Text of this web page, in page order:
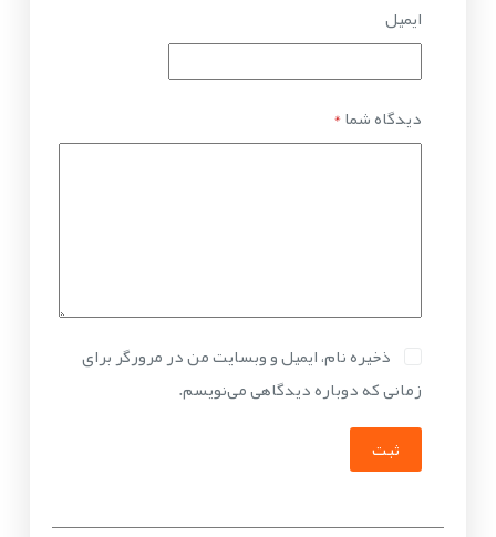
ایمیل
دیدگاه شما*
ذخیره نام، ایمیل و وبسایت من در مرورگر برای
زمانی که دوباره دیدگاهی می‌نویسم.
ثبت